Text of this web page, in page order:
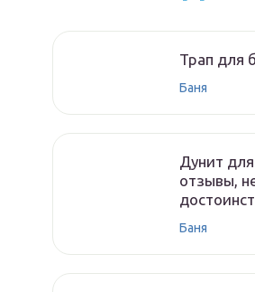
Трап для
Баня
Дунит для
отзывы,
Баня